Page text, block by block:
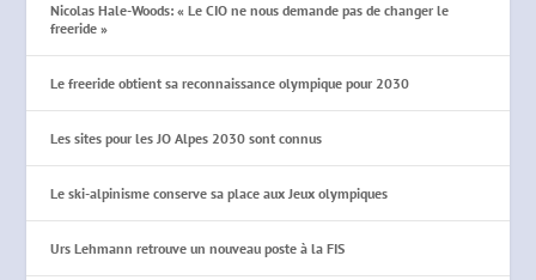
Nicolas Hale-Woods: « Le CIO ne nous demande pas de changer le
freeride »
Le freeride obtient sa reconnaissance olympique pour 2030
Les sites pour les JO Alpes 2030 sont connus
Le ski-alpinisme conserve sa place aux Jeux olympiques
Urs Lehmann retrouve un nouveau poste à la FIS